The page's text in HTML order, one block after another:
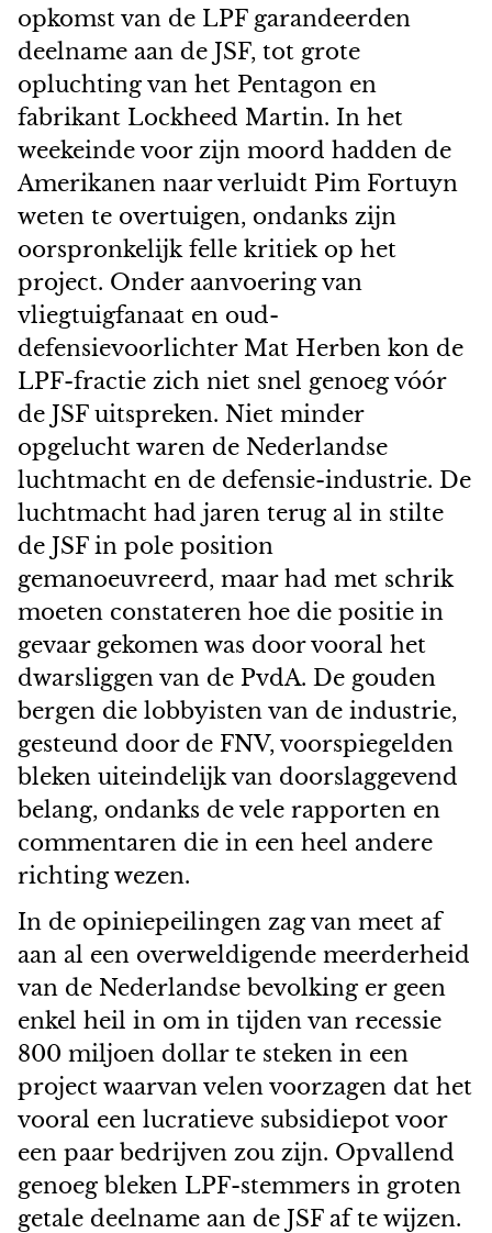
opkomst van de LPF garandeerden
deelname aan de JSF, tot grote
opluchting van het Pentagon en
fabrikant Lockheed Martin. In het
weekeinde voor zijn moord hadden de
Amerikanen naar verluidt Pim Fortuyn
weten te overtuigen, ondanks zijn
oorspronkelijk felle kritiek op het
project. Onder aanvoering van
vliegtuigfanaat en oud-
defensievoorlichter Mat Herben kon de
LPF-fractie zich niet snel genoeg vóór
de JSF uitspreken. Niet minder
opgelucht waren de Nederlandse
luchtmacht en de defensie-industrie. De
luchtmacht had jaren terug al in stilte
de JSF in pole position
gemanoeuvreerd, maar had met schrik
moeten constateren hoe die positie in
gevaar gekomen was door vooral het
dwarsliggen van de PvdA. De gouden
bergen die lobbyisten van de industrie,
gesteund door de FNV, voorspiegelden
bleken uiteindelijk van doorslaggevend
belang, ondanks de vele rapporten en
commentaren die in een heel andere
richting wezen.
In de opiniepeilingen zag van meet af
aan al een overweldigende meerderheid
van de Nederlandse bevolking er geen
enkel heil in om in tijden van recessie
800 miljoen dollar te steken in een
project waarvan velen voorzagen dat het
vooral een lucratieve subsidiepot voor
een paar bedrijven zou zijn. Opvallend
genoeg bleken LPF-stemmers in groten
getale deelname aan de JSF af te wijzen.